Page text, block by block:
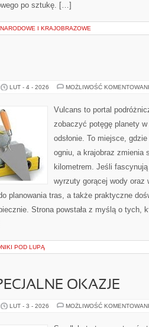
po sztukę. […]
I KRAJOBRAZOWE
LUT - 4 - 2026 MOŻLIWOŚĆ
Vulcans to portal
zobaczyć potęgę planety
odsłonie. To miejsce,
ogniu, a krajobraz zmienia
kilometrem. Jeśli
wyrzuty gorącej wody oraz
planowania tras, a także praktyczne
Strona powstała z myślą o tych,
POD LUPĄ
OKAZJE
LUT - 3 - 2026 MOŻLIWOŚĆ